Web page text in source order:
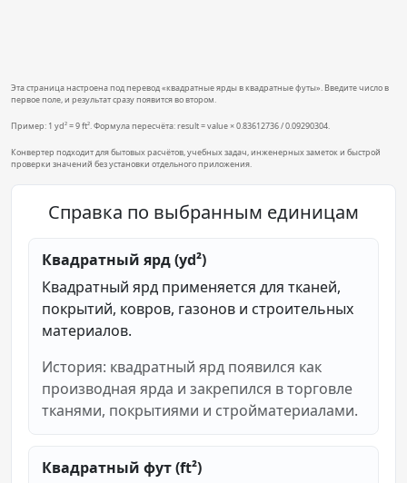
Эта страница настроена под перевод «квадратные ярды в квадратные футы». Введите число в
первое поле, и результат сразу появится во втором.
Пример: 1 yd² = 9 ft². Формула пересчёта: result = value × 0.83612736 / 0.09290304.
Конвертер подходит для бытовых расчётов, учебных задач, инженерных заметок и быстрой
проверки значений без установки отдельного приложения.
Справка по выбранным единицам
Квадратный ярд (yd²)
Квадратный ярд применяется для тканей,
покрытий, ковров, газонов и строительных
материалов.
История: квадратный ярд появился как
производная ярда и закрепился в торговле
тканями, покрытиями и стройматериалами.
Квадратный фут (ft²)